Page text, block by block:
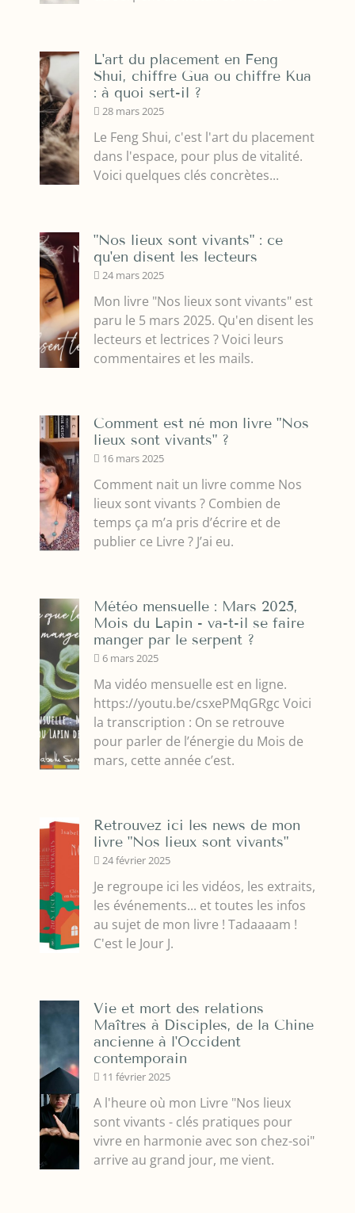
L'art du placement en Feng
Shui, chiffre Gua ou chiffre Kua
: à quoi sert-il ?
28 mars 2025
Le Feng Shui, c'est l'art du placement
dans l'espace, pour plus de vitalité.
Voici quelques clés concrètes...
"Nos lieux sont vivants" : ce
qu'en disent les lecteurs
24 mars 2025
Mon livre "Nos lieux sont vivants" est
paru le 5 mars 2025. Qu'en disent les
lecteurs et lectrices ? Voici leurs
commentaires et les mails.
Comment est né mon livre "Nos
lieux sont vivants" ?
16 mars 2025
Comment nait un livre comme Nos
lieux sont vivants ? Combien de
temps ça m’a pris d’écrire et de
publier ce Livre ? J’ai eu.
Météo mensuelle : Mars 2025,
Mois du Lapin - va-t-il se faire
manger par le serpent ?
6 mars 2025
Ma vidéo mensuelle est en ligne.
https://youtu.be/csxePMqGRgc Voici
la transcription : On se retrouve
pour parler de l’énergie du Mois de
mars, cette année c’est.
Retrouvez ici les news de mon
livre "Nos lieux sont vivants"
24 février 2025
Je regroupe ici les vidéos, les extraits,
les événements... et toutes les infos
au sujet de mon livre ! Tadaaaam !
C'est le Jour J.
Vie et mort des relations
Maîtres à Disciples, de la Chine
ancienne à l'Occident
contemporain
11 février 2025
A l'heure où mon Livre "Nos lieux
sont vivants - clés pratiques pour
vivre en harmonie avec son chez-soi"
arrive au grand jour, me vient.